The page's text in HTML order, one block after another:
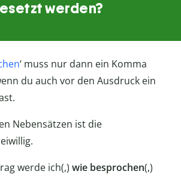
werden?
‘ muss nur dann ein Komma
du auch vor den Ausdruck ein
Nebensätzen ist die
werde ich(,) wie besprochen(,)